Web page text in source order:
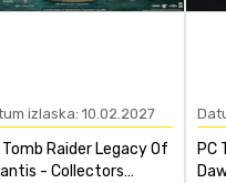
izlaska: 10.02.2027
Tomb Raider Legacy Of
Collectors
PC